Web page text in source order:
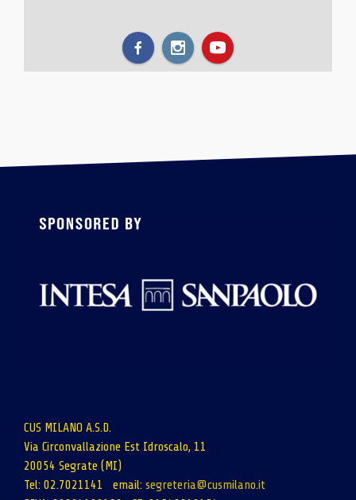
CUS MILANO A.S.D.
Via Circonvallazione Est Idroscalo, 11
20054 Segrate (MI)
Tel: 02.7021141 email: segreteria@cusmilano.it